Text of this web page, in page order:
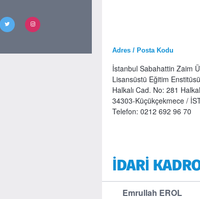
Adres / Posta Kodu
İstanbul Sabahattin Zaim
Lisansüstü Eğitim
Halkalı Cad. No:
34303-Küçükçekmece /
Telefon: 0212 692 96 70
İDARİ
Emrullah EROL